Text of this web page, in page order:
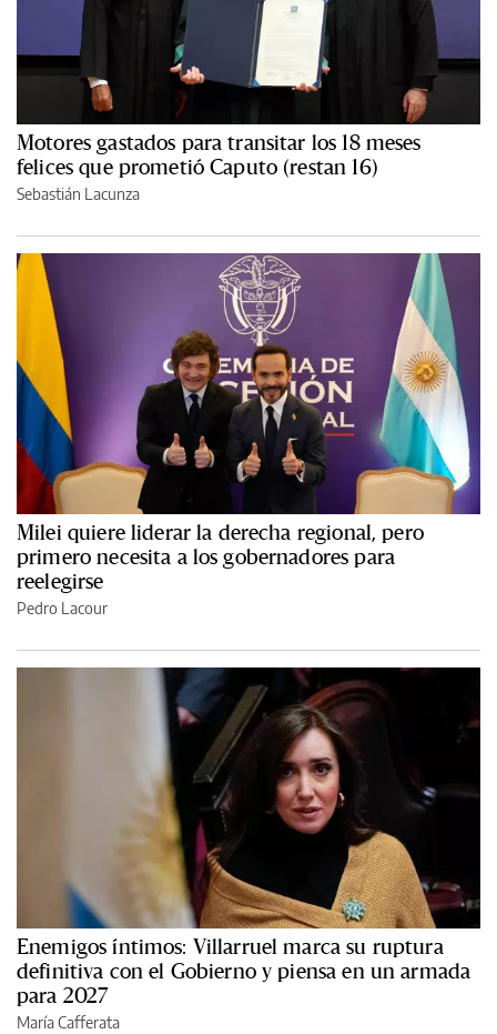
Motores gastados para transitar los 18 meses
felices que prometió Caputo (restan 16)
Sebastián Lacunza
Milei quiere liderar la derecha regional, pero
primero necesita a los gobernadores para
reelegirse
Pedro Lacour
Enemigos íntimos: Villarruel marca su ruptura
definitiva con el Gobierno y piensa en un armada
para 2027
María Cafferata